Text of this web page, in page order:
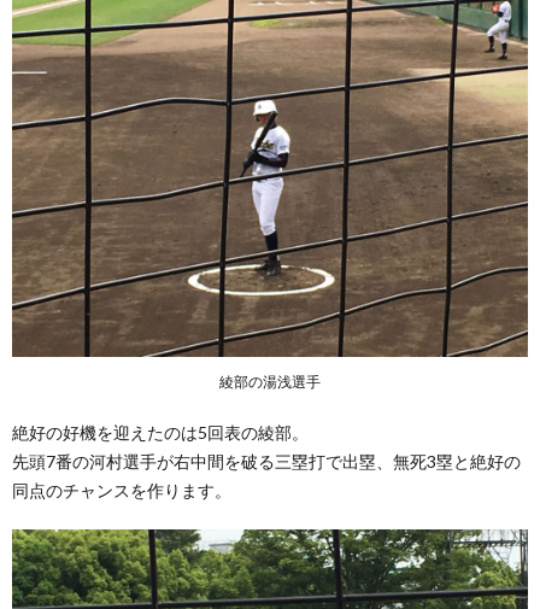
綾部の湯浅選手
絶好の好機を迎えたのは5回表の綾部。
先頭7番の河村選手が右中間を破る三塁打で出塁、無死3塁と絶好の
同点のチャンスを作ります。